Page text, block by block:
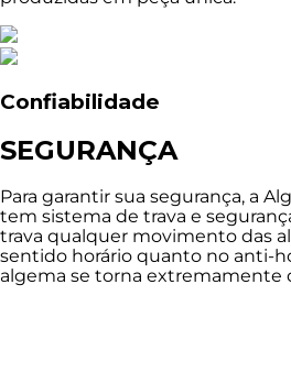
Confiabilidade
SEGURANÇA
Para garantir sua segurança, a
tem sistema de trava e
trava qualquer movimento das
sentido horário quanto no anti-
algema se torna extremamente